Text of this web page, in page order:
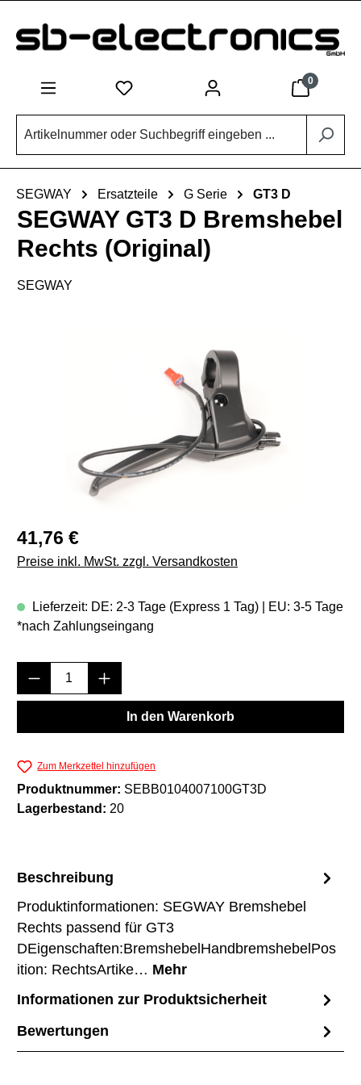
0
SEGWAY Ersatzteile G Serie GT3 D
SEGWAY GT3 D Bremshebel
Rechts (Original)
SEGWAY
Regulärer Preis:
41,76 €
Preise inkl. MwSt. zzgl. Versandkosten
Lieferzeit: DE: 2-3 Tage (Express 1 Tag) | EU: 3-5 Tage
*nach Zahlungseingang
Produkt Anzahl: Gib den gewünschten
In den Warenkorb
Zum Merkzettel hinzufügen
Produktnummer: SEBB0104007100GT3D
Lagerbestand: 20
Beschreibung
Produktinformationen: SEGWAY Bremshebel
Rechts passend für GT3
DEigenschaften:BremshebelHandbremshebelPos
ition: RechtsArtike… Mehr
Informationen zur Produktsicherheit
Bewertungen